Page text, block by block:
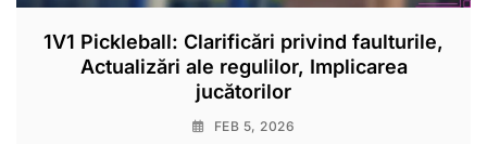
1V1 Pickleball: Clarificări privind faulturile,
Actualizări ale regulilor, Implicarea
jucătorilor
FEB 5, 2026